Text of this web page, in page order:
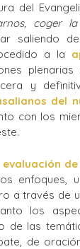
del
coger
saliendo
a la
y
del
con los
evaluación de
enfoques,
a través de
los
de las
de